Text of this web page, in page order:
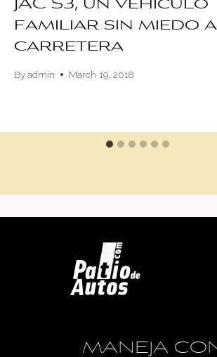
JAC S3, un vehículo
familiar sin miedo
carretera
Byadmin March 19, 2018
MANEJA